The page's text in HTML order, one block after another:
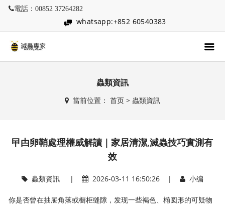
電話：00852 37264282
whatsapp:+852 60540383
蟲類資訊
當前位置： 首页> 蟲類資訊
曱甴卵鞘處理權威解讀｜家居清潔,滅蟲技巧實測有
效
蟲類資訊| 2026-03-11 16:50:26 | 小编
你是否曾在抽屉角落或橱柜缝隙，发现一些褐色、椭圆形的可疑物